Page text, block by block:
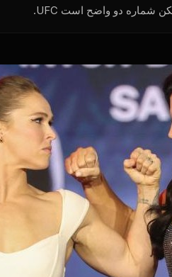
UFC
.